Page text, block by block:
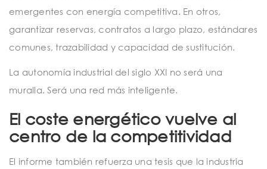
emergentes con energía competitiva. En otros,
garantizar reservas, contratos a largo plazo, estándares
comunes, trazabilidad y capacidad de sustitución.
La autonomía industrial del siglo XXI no será una
muralla. Será una red más inteligente.
El coste energético vuelve al
centro de la competitividad
El informe también refuerza una tesis que la industria